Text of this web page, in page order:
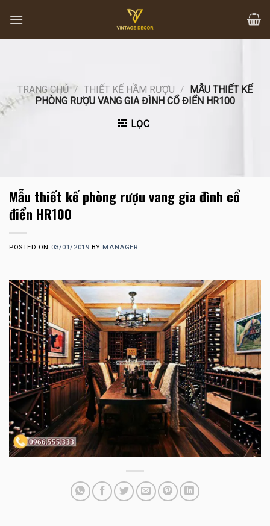
content
TRANG CHỦ / THIẾT KẾ HẦM RƯỢU / MẪU THIẾT KẾ
PHÒNG RƯỢU VANG GIA ĐÌNH CỔ ĐIỂN HR100
LỌC
Mẫu thiết kế phòng rượu vang gia đình cổ
điển HR100
POSTED ON 03/01/2019 BY MANAGER